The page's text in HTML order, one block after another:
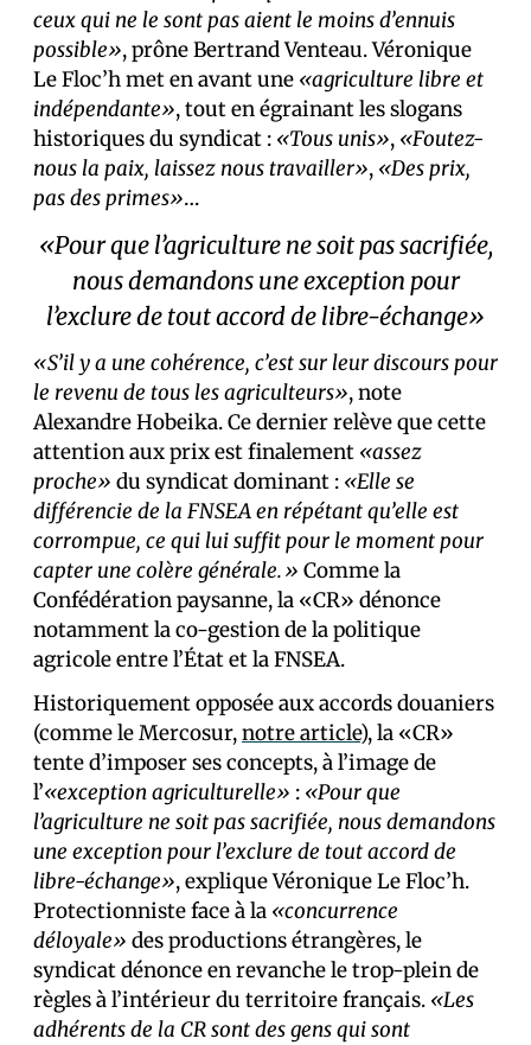
ceux qui ne le sont pas aient le moins d’ennuis
possible», prône Bertrand Venteau. Véronique
Le Floc’h met en avant une «agriculture libre et
indépendante», tout en égrainant les slogans
historiques du syndicat : «Tous unis», «Foutez-
nous la paix, laissez nous travailler», «Des prix,
pas des primes»…
«Pour que l’agriculture ne soit pas sacrifiée,
nous demandons une exception pour
l’exclure de tout accord de libre-échange»
«S’il y a une cohérence, c’est sur leur discours pour
le revenu de tous les agriculteurs», note
Alexandre Hobeika. Ce dernier relève que cette
attention aux prix est finalement «assez
proche» du syndicat dominant : «Elle se
différencie de la FNSEA en répétant qu’elle est
corrompue, ce qui lui suffit pour le moment pour
capter une colère générale.» Comme la
Confédération paysanne, la «CR» dénonce
notamment la co-gestion de la politique
agricole entre l’État et la FNSEA.
Historiquement opposée aux accords douaniers
(comme le Mercosur,notre article), la «CR»
tente d’imposer ses concepts, à l’image de
l’«exception agriculturelle» : «Pour que
l’agriculture ne soit pas sacrifiée, nous demandons
une exception pour l’exclure de tout accord de
libre-échange», explique Véronique Le Floc’h.
Protectionniste face à la «concurrence
déloyale» des productions étrangères, le
syndicat dénonce en revanche le trop-plein de
règles à l’intérieur du territoire français. «Les
adhérents de la CR sont des gens qui sont